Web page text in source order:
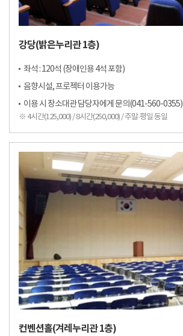
강당(밝은누리관 1층)
좌석 : 120석 (장애인용 4석 포함)
음향시설, 프로젝터 이용가능
이용 시 장소대관 담당자에게 문의(041-560-0355)
※ 4시간(125,000) / 8시간(250,000) / 주말·평일 동일
컨벤션홀(겨레누리관 1층)